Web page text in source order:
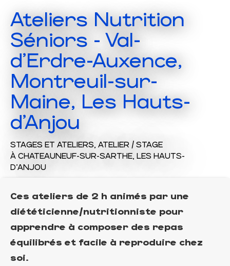
Ateliers Nutrition
Séniors - Val-
d'Erdre-Auxence,
Montreuil-sur-
Maine, Les Hauts-
d'Anjou
STAGES ET ATELIERS, ATELIER / STAGE
À CHATEAUNEUF-SUR-SARTHE, LES HAUTS-
D'ANJOU
Ces ateliers de 2 h animés par une
diététicienne/nutritionniste pour
apprendre à composer des repas
équilibrés et facile à reproduire chez
soi.